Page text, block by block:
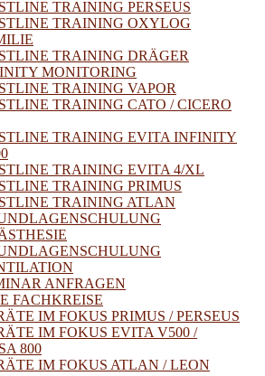
TRAINING PERSEUS
TRAINING OXYLOG
TRAINING DRÄGER
MONITORING
TRAINING VAPOR
TRAINING CATO / CICERO
TRAINING EVITA INFINITY
TRAINING EVITA 4/XL
TRAINING PRIMUS
TRAINING ATLAN
ANFRAGEN
FACHKREISE
IM FOKUS PRIMUS / PERSEUS
IM FOKUS EVITA V500 /
800
IM FOKUS ATLAN / LEON